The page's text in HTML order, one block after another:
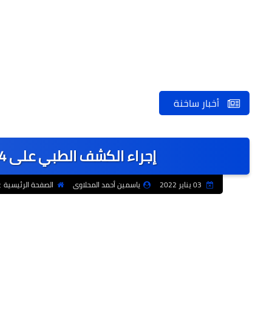
أخبار ساخنة
إجراء الكشف الطبي على 1984 مواطناً من أهالي كفر الشيخ
ياسمين أحمد المحلاوى الصفحة الرئيسية